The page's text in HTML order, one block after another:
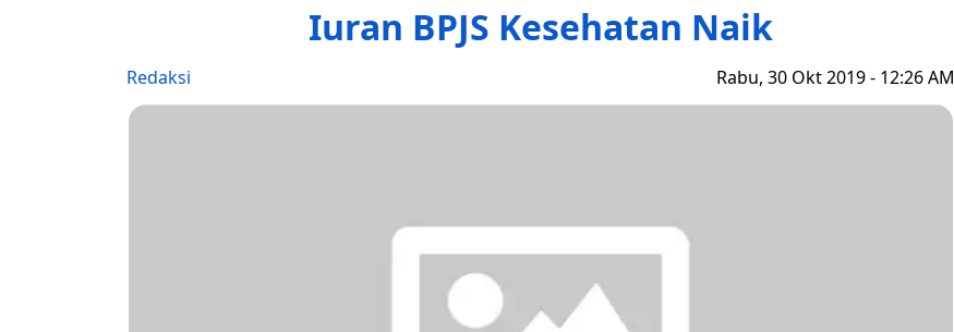
Iuran BPJS Kesehatan Naik
Redaksi Rabu, 30 Okt 2019 - 12:26 AM